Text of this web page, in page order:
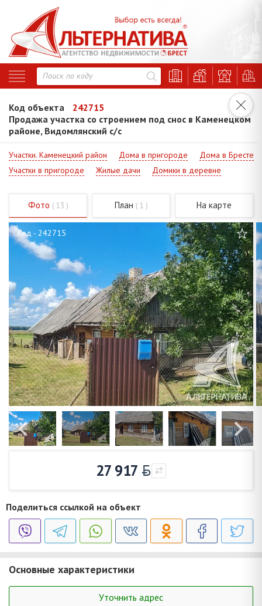
Код объекта
242715
Продажа участка со строением под снос в Каменецком
районе, Видомлянский с/с
Участки. Каменецкий район Дома в пригороде
Дома в Бресте
Участки в пригороде
Жилые дачи Домики в деревне
Фото ( 13 ) План ( 1 ) На карте
Код - 242715
27 917
Поделиться ссылкой на объект
Основные характеристики
Уточнить адрес